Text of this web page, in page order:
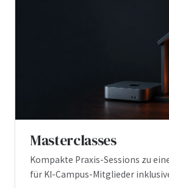
Masterclasses
Kompakte Praxis-Sessions zu
für KI-Campus-Mitglieder